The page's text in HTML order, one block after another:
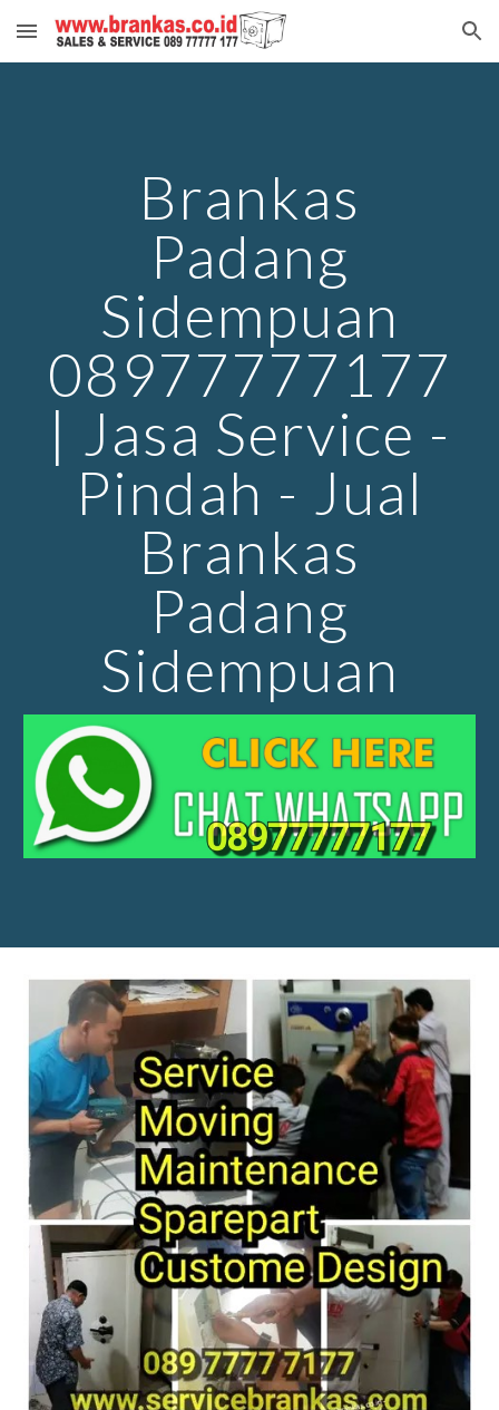
Skip to main content Skip to navigation
Brankas
Padang
Sidempuan
08977777177
| Jasa Service -
Pindah - Jual
Brankas
Padang
Sidempuan